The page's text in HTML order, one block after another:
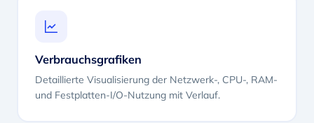
Verbrauchsgrafiken
Detaillierte Visualisierung der Netzwerk-, CPU-, RAM-
und Festplatten-I/O-Nutzung mit Verlauf.